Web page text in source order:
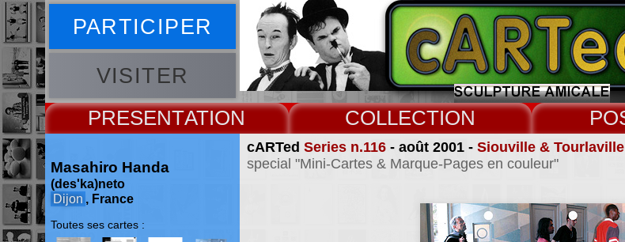
PARTICIPER
VISITER
PRESENT COLLECT
cARTed Series n.116- août 2001 - Siouville & Tourlaville
special "Mini-Cartes & Marque-Pages en couleur"
Masahiro Handa
(des'ka)neto
Dijon , France
Toutes ses cartes :